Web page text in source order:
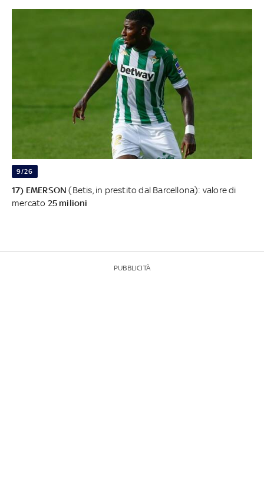
9/26
17) EMERSON (Betis, in prestito dal Barcellona): valore di
mercato 25 milioni
PUBBLICITÀ